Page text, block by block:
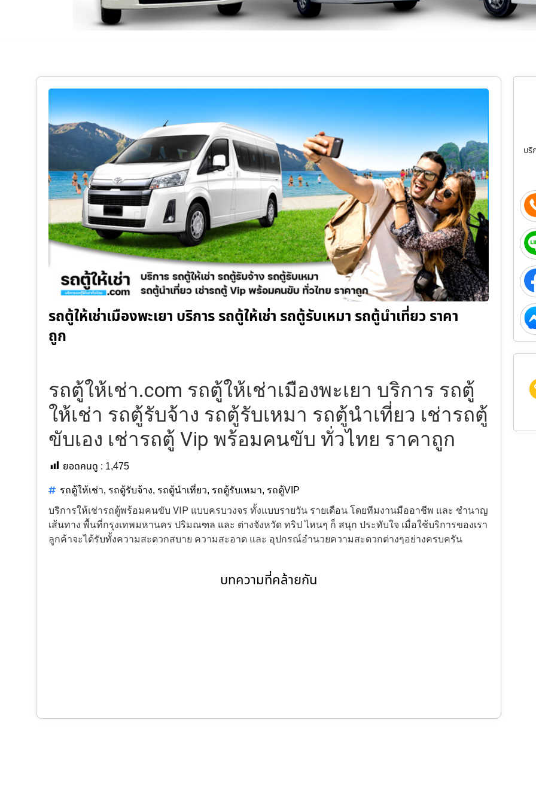
รถตู้ให้เช่าเมืองพะเยา บริการ รถตู้ให้เช่า รถตู้รับเหมา รถตู้นำเที่ยว ราคา
ถูก
รถตู้ให้เช่า.com รถตู้ให้เช่าเมืองพะเยา บริการ รถตู้
ให้เช่า รถตู้รับจ้าง รถตู้รับเหมา รถตู้นำเที่ยว เช่ารถตู้
ขับเอง เช่ารถตู้ Vip พร้อมคนขับ ทั่วไทย ราคาถูก
ยอดคนดู : 1,475
รถตู้ให้เช่า, รถตู้รับจ้าง, รถตู้นำเที่ยว, รถตู้รับเหมา, รถตู้VIP
บริการให้เช่ารถตู้พร้อมคนขับ VIP แบบครบวงจร ทั้งแบบรายวัน รายเดือน โดยทีมงานมืออาชีพ และ ชำนาญ
เส้นทาง พื้นที่กรุงเทพมหานคร ปริมณฑล และ ต่างจังหวัด ทริป ไหนๆ ก็ สนุก ประทับใจ เมื่อใช้บริการของเรา
ลูกค้าจะได้รับทั้งความสะดวกสบาย ความสะอาด และ อุปกรณ์อำนวยความสะดวกต่างๆอย่างครบครัน
บทความที่คล้ายกัน
บริ